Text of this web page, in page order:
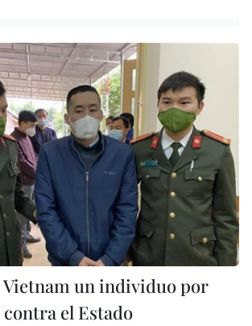
Vietnam un individuo por
el Estado